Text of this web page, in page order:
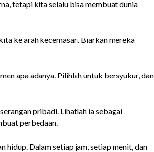
tetapi kita selalu bisa membuat dunia
ke arah kecemasan. Biarkan mereka
apa adanya. Pilihlah untuk bersyukur, dan
pribadi. Lihatlah ia sebagai
perbedaan.
hidup. Dalam setiap jam, setiap menit, dan